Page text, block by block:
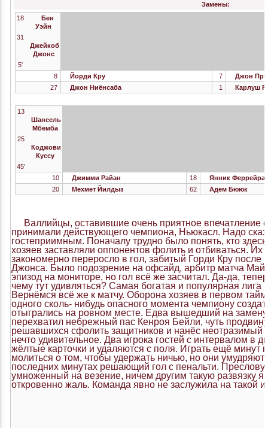
Замены:
18
Бен
Уэйн
31
Джейкоб
Джонс
5'
8
Йорди Кру 7
Джон
27
Джон Ниёнсаба 1 Карлуш
13
Шансель
Мбемба
25
Коджови
Куссу
45'
10
Джимми Райан 18
Янник Феррейра
20
Мехмет Йилдыз 62 Адем Бююк
Валлийцы, оставившие очень приятное впечатление
принимали действующего чемпиона, Ньюкасл. Надо
гостеприимным. Поначалу трудно было понять, кто
хозяев заставляли оппонентов фолить и отбиваться.
закономерно переросло в гол, забитый Горди Кру после
Джонса. Было подозрение на офсайд, арбитр матча
эпизод на мониторе, но гол всё же засчитал. Да-да,
чему тут удивляться? Самая богатая и популярная лига
Вернёмся всё же к матчу. Оборона хозяев в первом
одного сколь- нибудь опасного момента чемпиону
отыгрались на ровном месте. Едва вышедший на
перехватил небрежный пас Кенроя Бейли, чуть
решавшихся сфолить защитников и нанёс неотразимый
нечто удивительное. Два игрока гостей с интервалом в
жёлтые карточки и удаляются с поля. Играть ещё минут
молиться о том, чтобы удержать ничью, но они
последних минутах решающий гол с пенальти.
умноженный на везение, ничем другим такую развязку я
откровенно жаль. Команда явно не заслужила на такой